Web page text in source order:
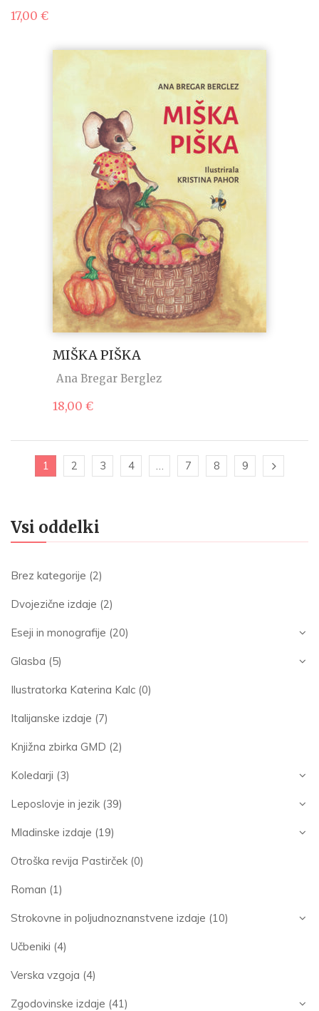
Vsi oddelki
Brez kategorije (2)
Dvojezične izdaje (2)
Eseji in monografije (20)
Glasba (5)
Ilustratorka Katerina Kalc (0)
Italijanske izdaje (7)
Knjižna zbirka GMD (2)
Koledarji (3)
Leposlovje in jezik (39)
Mladinske izdaje (19)
Otroška revija Pastirček (0)
Roman (1)
Strokovne in poljudnoznanstvene izdaje (10)
Učbeniki (4)
Verska vzgoja (4)
Zgodovinske izdaje (41)
17,00 €
MIŠKA PIŠKA
Ana Bregar Berglez
18,00 €
1 2 3 4 … 7 8 9